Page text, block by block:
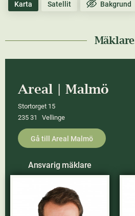
Karta Satellit Bakgrund
Mäklare
Areal | Malmö
Stortorget 15
235 31 Vellinge
Gå till Areal Malmö
Ansvarig mäklare